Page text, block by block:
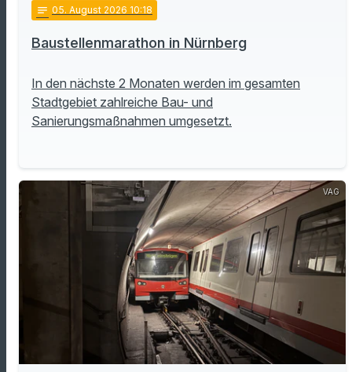
notes 05. August 2026 10:18
Baustellenmarathon in Nürnberg
In den nächste 2 Monaten werden im gesamten
Stadtgebiet zahlreiche Bau- und
Sanierungsmaßnahmen umgesetzt.
VAG